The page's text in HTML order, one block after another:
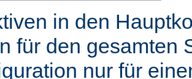
in den
für den gesamten
nur für